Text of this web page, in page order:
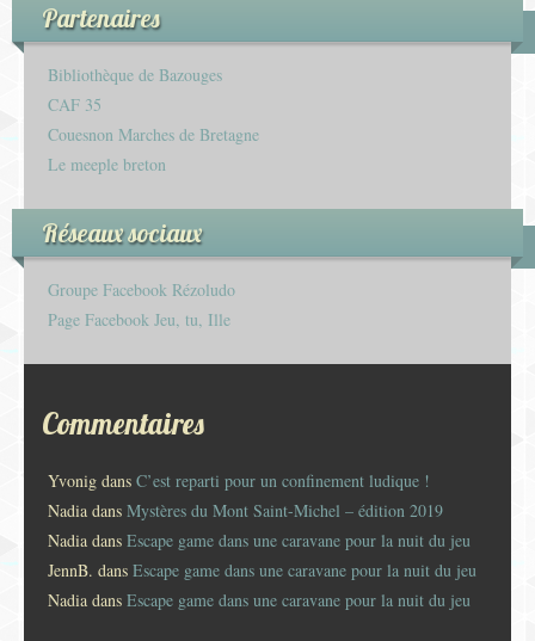
Partenaires
Bibliothèque de Bazouges
CAF 35
Couesnon Marches de Bretagne
Le meeple breton
Réseaux sociaux
Groupe Facebook Rézoludo
Page Facebook Jeu, tu, Ille
Commentaires
Yvonig dans C’est reparti pour un confinement ludique !
Nadia dans Mystères du Mont Saint-Michel – édition 2019
Nadia dans Escape game dans une caravane pour la nuit du jeu
JennB. dans Escape game dans une caravane pour la nuit du jeu
Nadia dans Escape game dans une caravane pour la nuit du jeu